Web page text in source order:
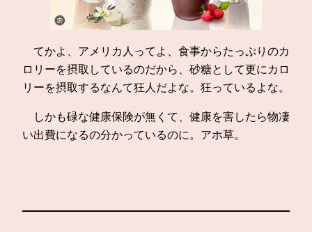
てかよ、アメリカ人ってよ、食事からたっぷりのカ
ロリーを摂取しているのだから、砂糖として更にカロ
リーを摂取するなんて狂人だよな。狂っているよな。
しかも碌な健康保険が無くて、健康を害したら物凄
い出費になるの分かっているのに。アホ草。